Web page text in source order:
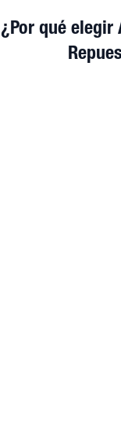
¿Por qué elegir